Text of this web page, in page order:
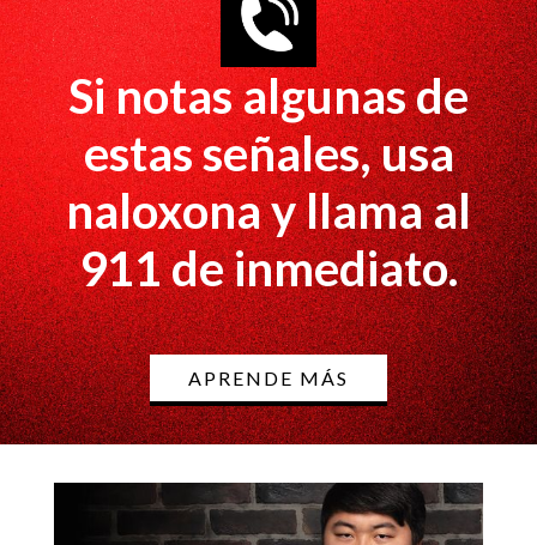
Si notas algunas de
estas señales, usa
naloxona yllama al
911de inmediato.
APRENDE MÁS